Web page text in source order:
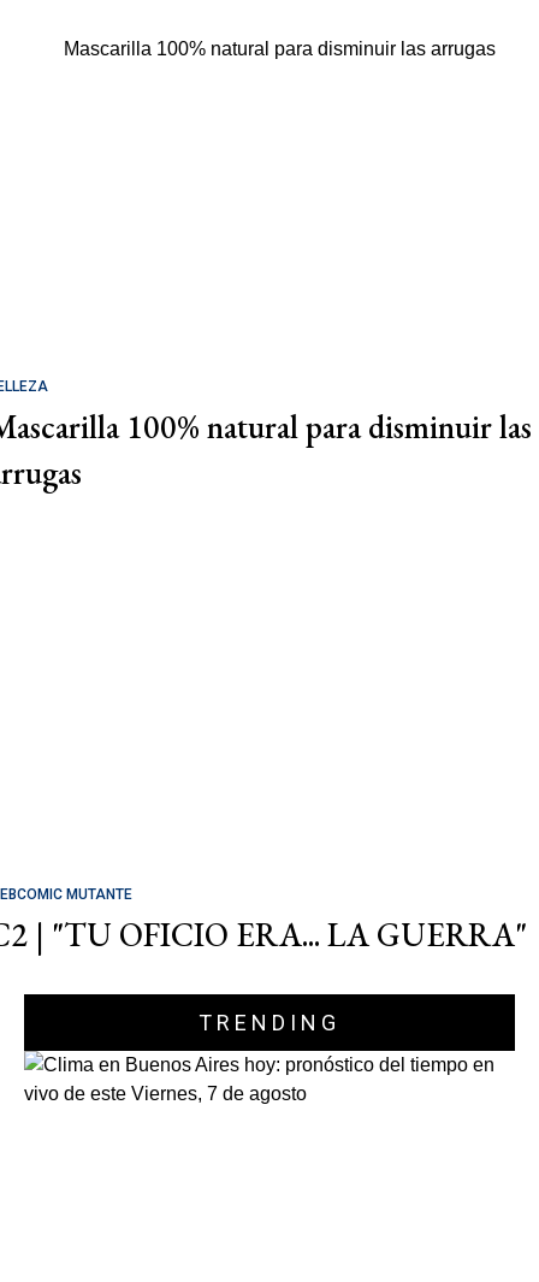
100% natural para disminuir las
MUTANTE
| "TU OFICIO ERA... LA GUERRA"
TRENDING